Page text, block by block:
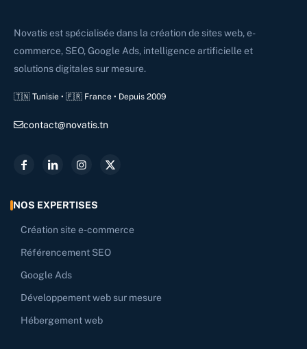
Novatis est spécialisée dans la création de sites web, e-
commerce, SEO, Google Ads, intelligence artificielle et
solutions digitales sur mesure.
🇹🇳 Tunisie • 🇫🇷 France • Depuis 2009
contact@novatis.tn
NOS EXPERTISES
Création site e-commerce
Référencement SEO
Google Ads
Développement web sur mesure
Hébergement web